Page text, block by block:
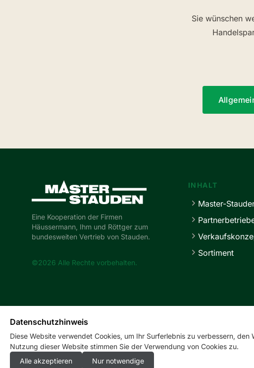
Sie wünschen
Master-Stauden
Eine Kooperation der Firmen
Häussermann, Ihm und Röttger zum
bundesweiten Vertrieb von Stauden.
©2026 Alle Rechte vorbehalten.
INHALT
Master-
Sortiment
Datenschutzhinweis
Diese Website verwendet Cookies, um Ihr Surferlebnis zu verbessern,
Nutzung dieser Website stimmen Sie der Verwendung von Cookies zu.
Alle akzeptieren
Nur notwendige